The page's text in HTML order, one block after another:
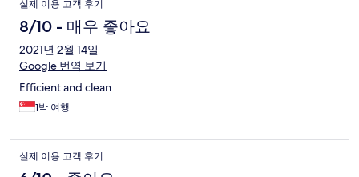
실제 이용 고객 후기
8/10 - 매우 좋아요
2021년 2월 14일
Google 번역 보기
Efficient and clean
1박 여행
실제 이용 고객 후기